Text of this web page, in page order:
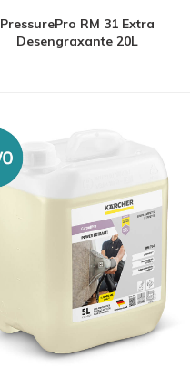
PressurePro RM 31 Extra
Desengraxante 20L